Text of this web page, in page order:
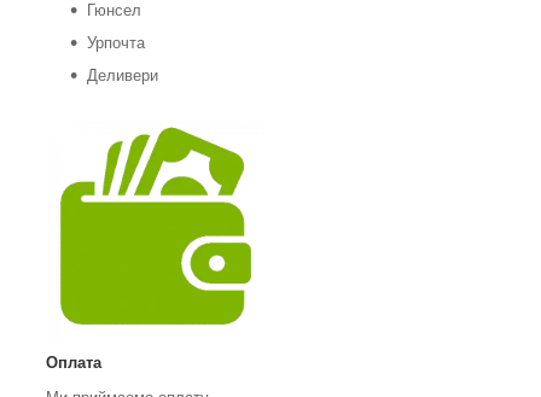
Гюнсел
Урпочта
Деливери
Оплата